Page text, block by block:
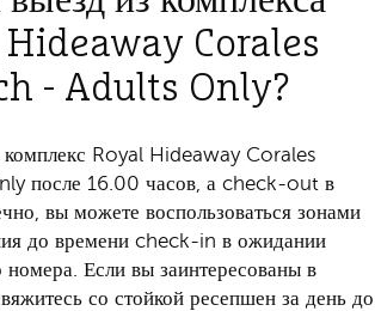
Corales
- Adults Only?
Royal Hideaway Corales
после 16.00 часов, а check-out в
вы можете воспользоваться зонами
до времени check-in в ожидании
номера. Если вы заинтересованы в
со стойкой ресепшен за день до